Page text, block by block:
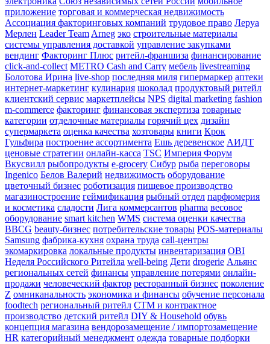
приложение торговая и коммерческая недвижимость
Ассоциация факторинговых компаний трудовое право Леруа
Мерлен Leader Team Arneg эко строительные материалы
системы управления доставкой управление закупками
вендинг Факторинг Плюс ритейл-франшиза финансирование
click-and-collect METRO Cash and Carry мебель livestreaming
Болотова Ирина live-shop последняя миля гипермаркер аптеки
интернет-маркетинг кулинария шоколад продуктовый ритейл
клиентский сервис маркетплейсы NPS digital marketing fashion
m-commerce факторинг финансовая экспертиза товарные
категории отделочные материалы горячий цех дизайн
супермаркета оценка качества хозтовары книги Крок
Гульфира построение ассортимента Ешь деревенское АИДТ
ценовые стратегии онлайн-касса TSC Империя Форум
Вкусвилл рыбопродукты e-grocery Сибур рыба переговоры
Ingenico Белов Валерий недвижимость оборудование
цветочный бизнес роботизация пищевое производство
магазиностроение геймификация рыбный отдел парфюмерия
и косметика сладости Лига коммерсантов pharma весовое
оборудование smart kitchen WMS система оценки качества
BBCG beauty-бизнес потребительские товары POS-материалы
Samsung фабрика-кухня охрана труда call-центры
экомаркировка локальные продукты инвентаризация OBI
Неделя Российского Ритейла well-being Дети drogerie Альянс
региональных сетей финансы управление потерями онлайн-
продажи человеческий фактор ресторанный бизнес поколение
Z омниканальность экономика и финансы обучение персонала
foodtech региональный ритейл СТМ и контрактное
производство детский ритейл DIY & Household обувь
концепция магазина вендорозамещение / импортозамещение
HR категорийный менеджмент одежда товарные подборки